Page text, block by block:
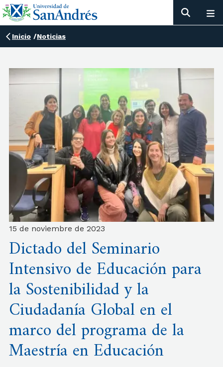
Inicio /Noticias
15 de noviembre de 2023
Dictado del Seminario
Intensivo de Educación para
la Sostenibilidad y la
Ciudadanía Global en el
marco del programa de la
Maestría en Educación